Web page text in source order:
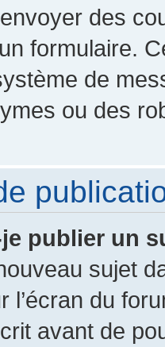
des
formulaire.
de
ou des
publier un
sujet
l’écran du
avant de